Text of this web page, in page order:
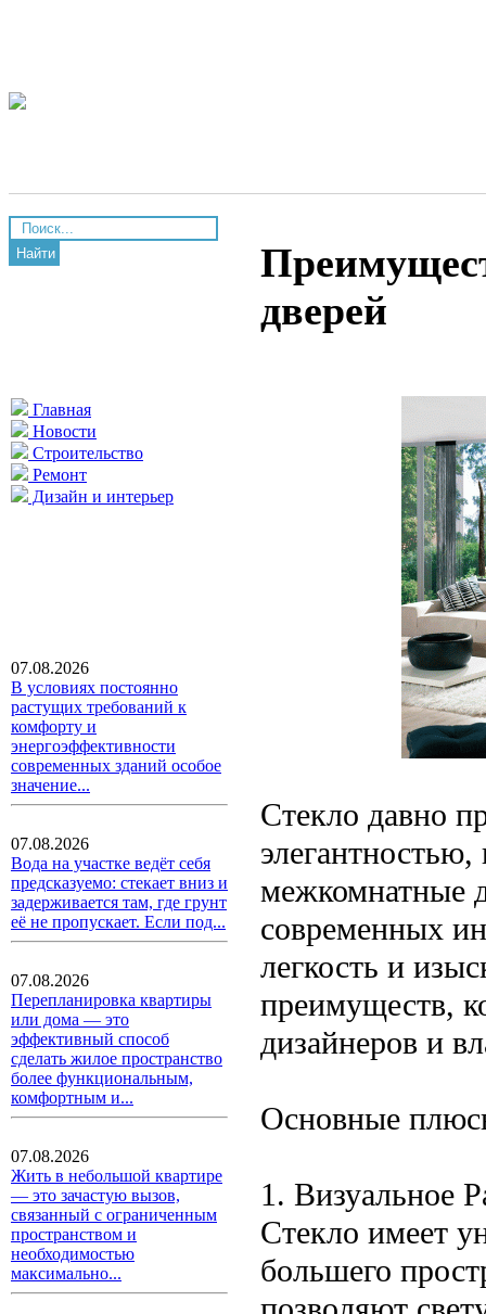
Найти
Главная
Новости
Строительство
Ремонт
Дизайн и интерьер
07.08.2026
В условиях постоянно
растущих требований к
комфорту и
энергоэффективности
современных зданий особое
значение...
07.08.2026
Вода на участке ведёт себя
предсказуемо: стекает вниз и
задерживается там, где грунт
её не пропускает. Если под...
07.08.2026
Перепланировка квартиры
или дома — это
эффективный способ
сделать жилое пространство
более функциональным,
комфортным и...
07.08.2026
Жить в небольшой квартире
— это зачастую вызов,
связанный с ограниченным
пространством и
необходимостью
максимально...
дверей
Стекло давно
межкомнатные
современных
легкость и
преимуществ,
дизайнеров и
Основные
1. Визуальное
Стекло имеет
большего